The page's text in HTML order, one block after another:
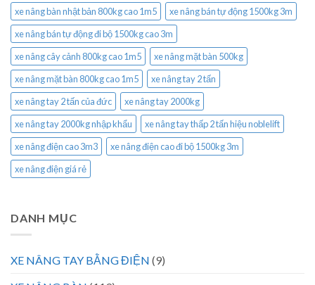
xe nâng bàn nhật bản 800kg cao 1m5
xe nâng bán tự động 1500kg 3m
xe nâng bán tự động đi bộ 1500kg cao 3m
xe nâng cây cảnh 800kg cao 1m5
xe nâng mặt bàn 500kg
xe nâng mặt bàn 800kg cao 1m5
xe nâng tay 2 tấn
xe nâng tay 2 tấn của đức
xe nâng tay 2000kg
xe nâng tay 2000kg nhập khẩu
xe nâng tay thấp 2 tấn hiệu noblelift
xe nâng điện cao 3m3
xe nâng điện cao đi bộ 1500kg 3m
xe nâng điện giá rẻ
DANH MỤC
XE NÂNG TAY BẰNG ĐIỆN (9)